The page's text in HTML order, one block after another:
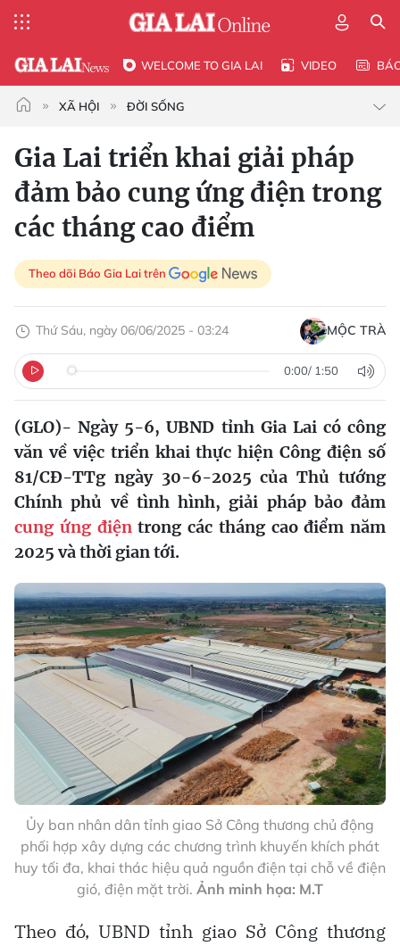
WELCOME TO GIA LAI VIDEO
XÃ HỘI ĐỜI SỐNG
Gia Lai triển khai giải pháp
đảm bảo cung ứng điện trong
các tháng cao điểm
Theo dõi Báo Gia Lai trên
Thứ Sáu, ngày 06/06/2025 - 03:24 MỘC TRÀ
0:00/ 1:50
(GLO)- Ngày 5-6, UBND tỉnh Gia Lai có công
văn về việc triển khai thực hiện Công điện số
81/CĐ-TTg ngày 30-6-2025 của Thủ tướng
Chính phủ về tình hình, giải pháp bảo đảm
cung ứng điệntrong các tháng cao điểm năm
2025 và thời gian tới.
Ủy ban nhân dân tỉnh giao Sở Công thương chủ động
phối hợp xây dựng các chương trình khuyến khích phát
huy tối đa, khai thác hiệu quả nguồn điện tại chỗ về điện
gió, điện mặt trời. Ảnh minh họa: M.T
Theo đó, UBND tỉnh giao Sở Công thương